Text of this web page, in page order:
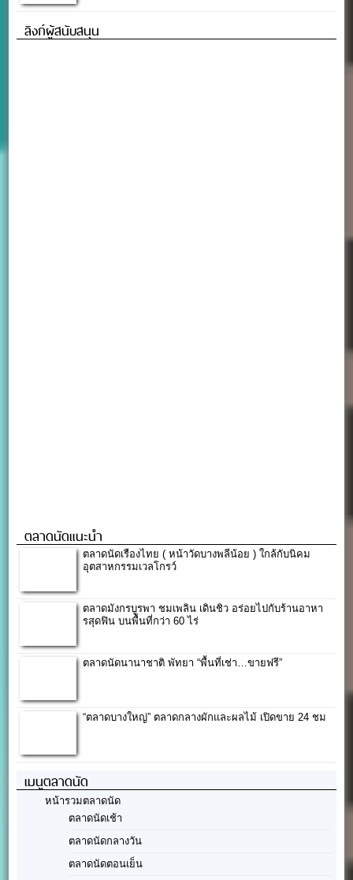
ลิงก์ผู้สนับสนุน
ตลาดนัดแนะนำ
ตลาดนัดเรืองไทย ( หน้าวัดบางพลีน้อย ) ใกล้กับนิคม
อุตสาหกรรมเวลโกรว์
ตลาดมังกรบูรพา ชมเพลิน เดินชิว อร่อยไปกับร้านอาหา
รสุดฟิน บนพื้นที่กว่า 60 ไร่
ตลาดนัดนานาชาติ พัทยา “พื้นที่เช่า…ขายฟรี”
“ตลาดบางใหญ่” ตลาดกลางผักและผลไม้ เปิดขาย 24 ชม
เมนูตลาดนัด
หน้ารวมตลาดนัด
ตลาดนัดเช้า
ตลาดนัดกลางวัน
ตลาดนัดตอนเย็น